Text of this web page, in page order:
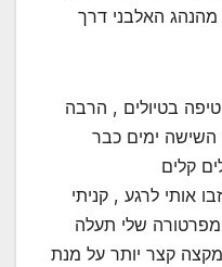
האלבני דרך
בטיולים , הרבה
ימים כבר
קלים
אותי לרגע , קניתי
שלי תעלה
קצר יותר על מנת